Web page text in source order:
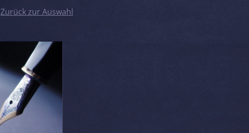
Zurück zur Auswahl